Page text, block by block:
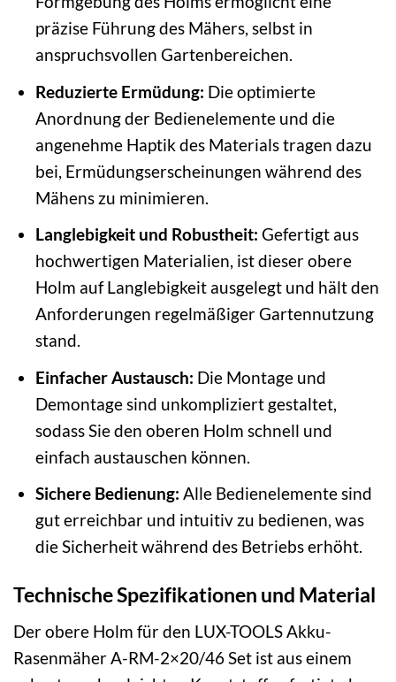
präzise Führung des Mähers, selbst in
anspruchsvollen Gartenbereichen.
Reduzierte Ermüdung: Die optimierte
Anordnung der Bedienelemente und die
angenehme Haptik des Materials tragen dazu
bei, Ermüdungserscheinungen während des
Mähens zu minimieren.
Langlebigkeit und Robustheit: Gefertigt aus
hochwertigen Materialien, ist dieser obere
Holm auf Langlebigkeit ausgelegt und hält den
Anforderungen regelmäßiger Gartennutzung
stand.
Einfacher Austausch: Die Montage und
Demontage sind unkompliziert gestaltet,
sodass Sie den oberen Holm schnell und
einfach austauschen können.
Sichere Bedienung: Alle Bedienelemente sind
gut erreichbar und intuitiv zu bedienen, was
die Sicherheit während des Betriebs erhöht.
Technische Spezifikationen und Material
Der obere Holm für den LUX-TOOLS Akku-
Rasenmäher A-RM-2×20/46 Set ist aus einem